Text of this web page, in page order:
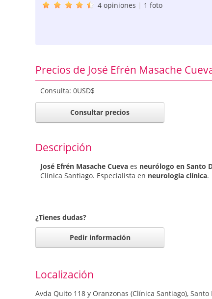
4 opiniones | 1 foto
Precios de José Efrén Masache
Consulta: 0USD$
Consultar precios
Descripción
José Efrén Masache Cueva es neurólogo en Santo
Clínica Santiago. Especialista en neurología clínica.
¿Tienes dudas?
Pedir información
Localización
Avda Quito 118 y Oranzonas (Clínica Santiago), Santo